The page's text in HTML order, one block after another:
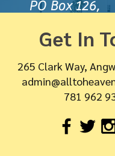
PO Box 126,
USA
Get In
265 Clark Way,
781 962